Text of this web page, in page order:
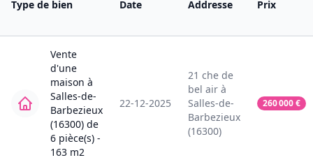
Type de bien Date Addresse Prix
Vente
d'une
maison à
Salles-de-
Barbezieux
(16300) de
6 pièce(s) -
163 m2
22-12-2025
21 che de
bel air à
Salles-de-
Barbezieux
(16300)
260 000€